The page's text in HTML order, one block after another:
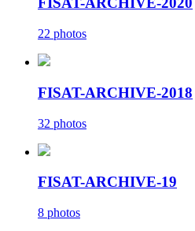
22 photos
FISAT-ARCHIVE-2018
32 photos
FISAT-ARCHIVE-19
8 photos